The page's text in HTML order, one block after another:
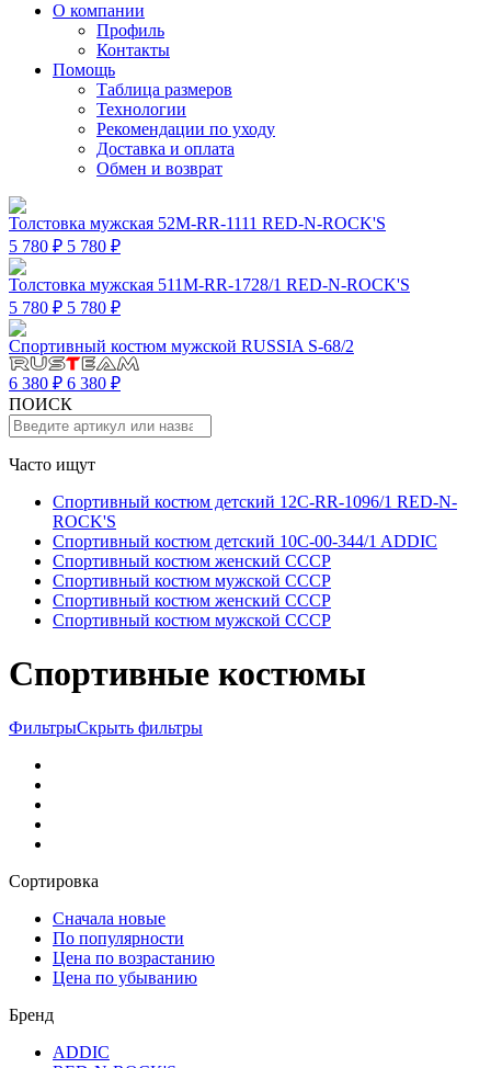
О компании
Профиль
Контакты
Помощь
Таблица размеров
Технологии
Рекомендации по уходу
Доставка и оплата
Обмен и возврат
Толстовка мужская 52M-RR-1111 RED-N-ROCK'S
5 780 ₽ 5 780 ₽
Толстовка мужская 511M-RR-1728/1 RED-N-ROCK'S
5 780 ₽ 5 780 ₽
Спортивный костюм мужской RUSSIA S-68/2
6 380 ₽ 6 380 ₽
ПОИСК
Часто ищут
Спортивный костюм детский 12C-RR-1096/1 RED-N-
ROCK'S
Спортивный костюм детский 10C-00-344/1 ADDIC
Спортивный костюм женский СССР
Спортивный костюм мужской СССР
Спортивный костюм женский СССР
Спортивный костюм мужской СССР
Спортивные костюмы
ФильтрыСкрыть фильтры
Сортировка
Сначала новые
По популярности
Цена по возрастанию
Цена по убыванию
Бренд
ADDIC